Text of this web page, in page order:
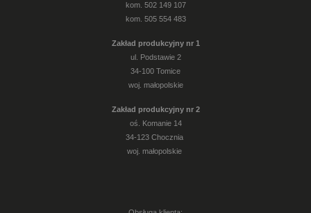
kom. 502 149 107
kom. 505 554 483
Zakład produkcyjny nr 1
ul. Podstawie 2
34-100 Tomice
woj. małopolskie
Zakład produkcyjny nr 2
oś. Komanie 14
34-123 Chocznia
woj. małopolskie